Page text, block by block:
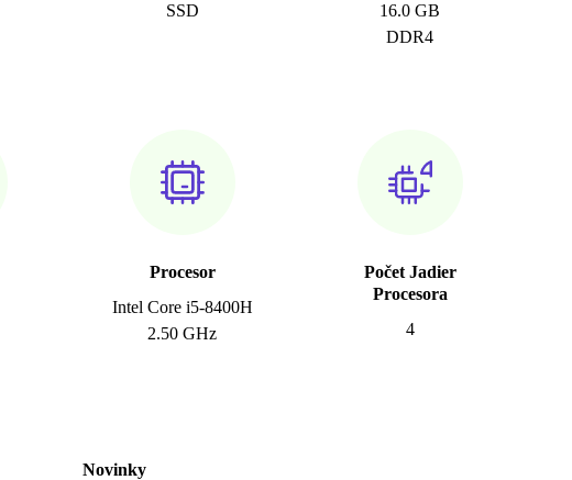
SSD
16.0 GB
DDR4
Procesor
Intel Core i5-8400H
2.50 GHz
Počet Jadier
Procesora
4
Novinky